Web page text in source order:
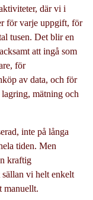
där vi i
för varje uppgift, för
tusen. Det blir en
att ingå som
för
av data, och för
mätning och
inte på långa
tiden. Men
kraftig
sällan vi helt enkelt
manuellt.